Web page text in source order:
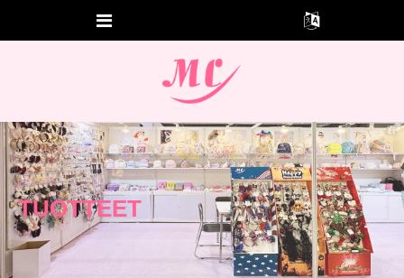
TUOTTEET